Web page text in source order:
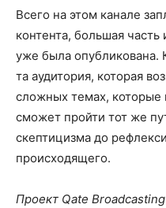
Всего на этом канале
контента, большая
уже была опубликована.
та аудитория, которая
сложных темах,
сможет пройти тот же
скептицизма до
происходящего.
Проект Qate